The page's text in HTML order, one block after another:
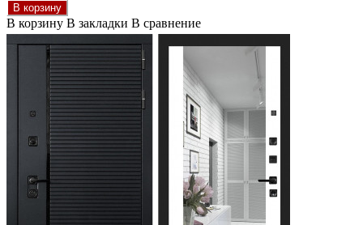
В корзину
В корзину В закладки В сравнение